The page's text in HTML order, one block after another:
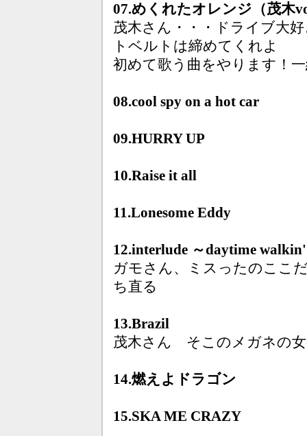
07.めくれたオレンジ（茂木
茂木さん・・・ドライブ大
トベルトは締めてくれよ
初めて歌う曲をやります！
08.cool spy on a hot car
09.HURRY UP
10.Raise it all
11.Lonesome Eddy
12.interlude ～daytime
ガモさん、ミスったのここ
ち直る
13.Brazil
茂木さん そこのメガネの
14.燃えよドラゴン
15.SKA ME CRAZY